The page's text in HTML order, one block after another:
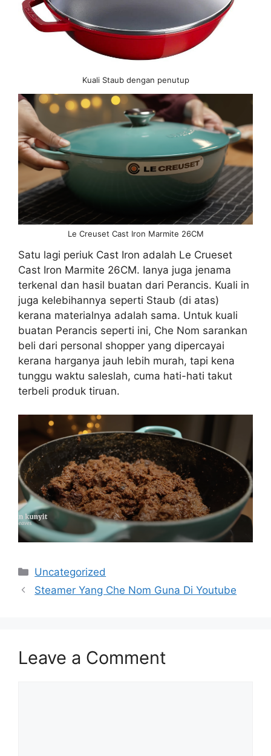
Kuali Staub dengan penutup
Le Creuset Cast Iron Marmite 26CM
Satu lagi periuk Cast Iron adalah Le Crueset
Cast Iron Marmite 26CM. Ianya juga jenama
terkenal dan hasil buatan dari Perancis. Kuali in
juga kelebihannya seperti Staub (di atas)
kerana materialnya adalah sama. Untuk kuali
buatan Perancis seperti ini, Che Nom sarankan
beli dari personal shopper yang dipercayai
kerana harganya jauh lebih murah, tapi kena
tunggu waktu saleslah, cuma hati-hati takut
terbeli produk tiruan.
Categories
Uncategorized
Steamer Yang Che Nom Guna Di Youtube
Leave a Comment